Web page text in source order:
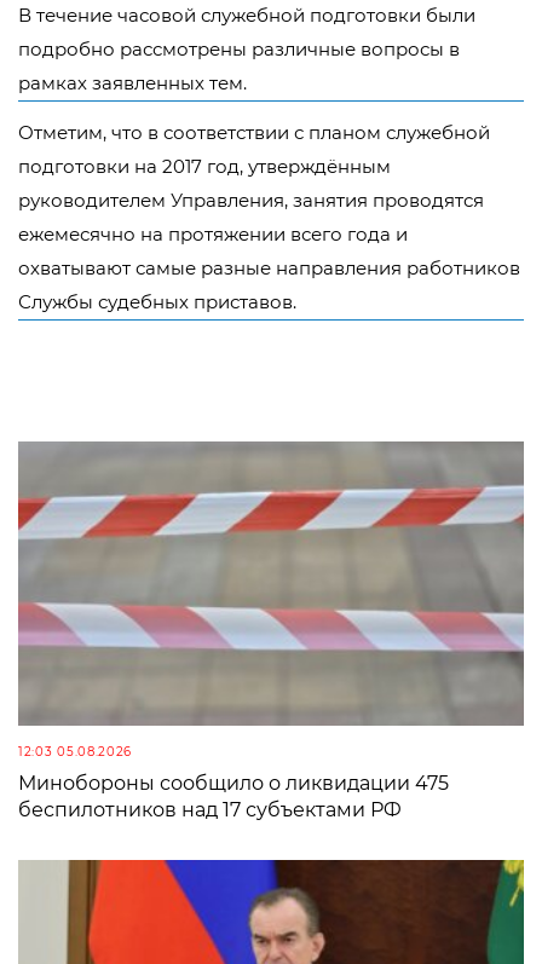
В течение часовой служебной подготовки были
подробно рассмотрены различные вопросы в
рамках заявленных тем.
Отметим, что в соответствии с планом служебной
подготовки на 2017 год, утверждённым
руководителем Управления, занятия проводятся
ежемесячно на протяжении всего года и
охватывают самые разные направления работников
Службы судебных приставов.
12:03 05.08.2026
Минобороны сообщило о ликвидации 475
беспилотников над 17 субъектами РФ